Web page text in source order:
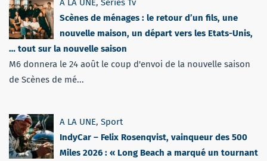
A LA UNE, Séries Tv
Scènes de ménages : le retour d’un fils, une
nouvelle maison, un départ vers les Etats-Unis,
… tout sur la nouvelle saison
M6 donnera le 24 août le coup d'envoi de la nouvelle saison
de Scènes de mé...
A LA UNE, Sport
IndyCar – Felix Rosenqvist, vainqueur des 500
Miles 2026 : « Long Beach a marqué un tournant